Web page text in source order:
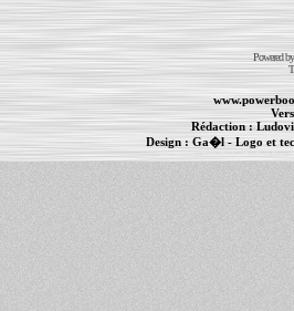
Powered
Rédaction :
Design : Ga�l- Logo et